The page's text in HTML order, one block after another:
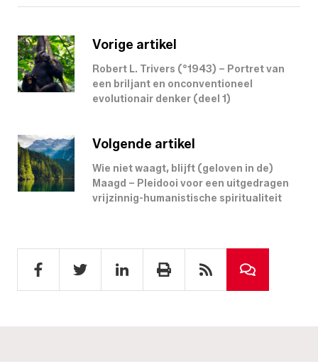
Vorige artikel
Robert L. Trivers (°1943) – Portret van
een briljant en onconventioneel
evolutionair denker (deel 1)
Volgende artikel
Wie niet waagt, blijft (geloven in de)
Maagd – Pleidooi voor een uitgedragen
vrijzinnig-humanistische spiritualiteit